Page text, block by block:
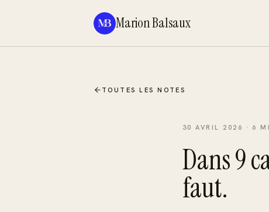
Marion Balsaux
TOUTES LES NOTES
30 AVRIL 2026 · 6
Dans 9
faut.